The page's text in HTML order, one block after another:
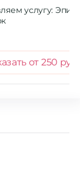
услугу:
от 250 руб.